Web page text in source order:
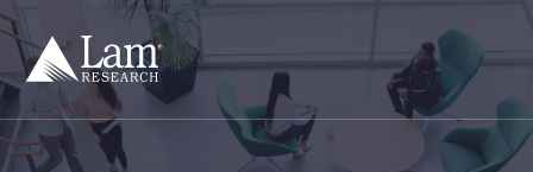
컨
텐
츠
너
기